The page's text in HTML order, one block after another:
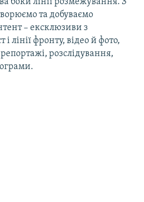
та добуваємо
– ексклюзиви з
і лінії фронту, відео й фото,
розслідування,